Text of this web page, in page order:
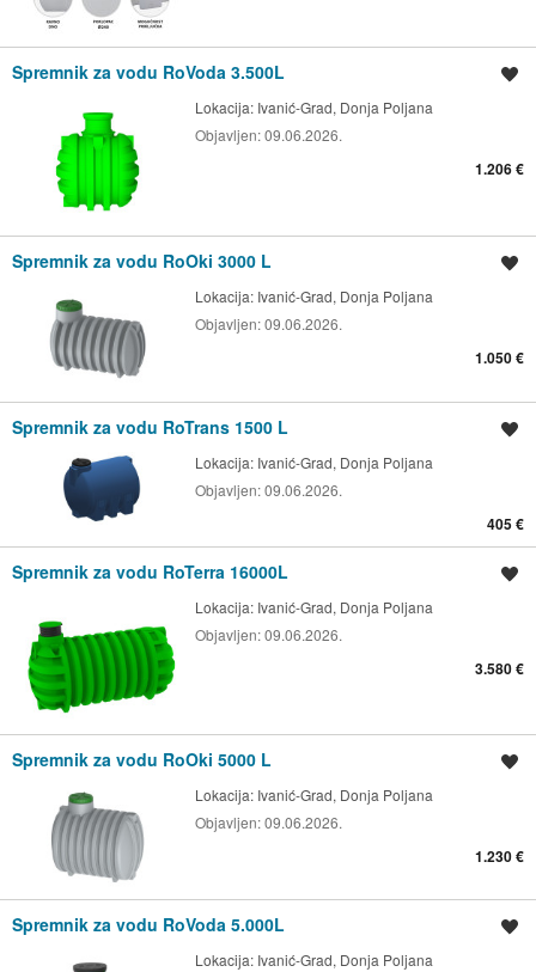
Spremnik za vodu RoVoda 3.500L
Lokacija: Ivanić-Grad, Donja Poljana
Objavljen:09.06.2026.
1.206 €
Spremnik za vodu RoOki 3000 L
Lokacija: Ivanić-Grad, Donja Poljana
Objavljen:09.06.2026.
1.050 €
Spremnik za vodu RoTrans 1500 L
Lokacija: Ivanić-Grad, Donja Poljana
Objavljen:09.06.2026.
405 €
Spremnik za vodu RoTerra 16000L
Lokacija: Ivanić-Grad, Donja Poljana
Objavljen:09.06.2026.
3.580 €
Spremnik za vodu RoOki 5000 L
Lokacija: Ivanić-Grad, Donja Poljana
Objavljen:09.06.2026.
1.230 €
Spremnik za vodu RoVoda 5.000L
Lokacija: Ivanić-Grad, Donja Poljana